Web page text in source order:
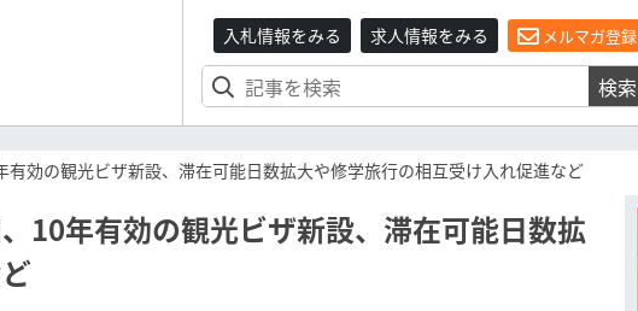
入札情報をみる 求人情報をみる メルマガ登録
検索
効の観光ビザ新設、滞在可能日数拡大や修学旅行の相互受け入れ促進など
10年有効の観光ビザ新設、滞在可能日数拡